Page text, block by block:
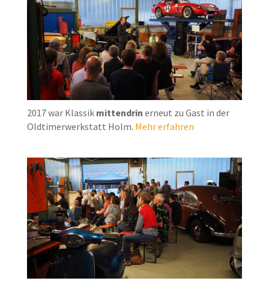
2017 war Klassik mittendrin erneut zu Gast in der
Oldtimerwerkstatt Holm. Mehr erfahren